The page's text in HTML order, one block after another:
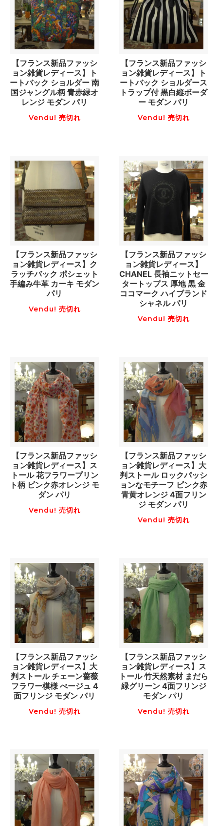
【フランス新品ファッシ
ョン雑貨レディース】ト
ートバック ショルダー 南
国ジャングル柄 青赤緑オ
レンジ モダン パリ
Vendu! 売切れ
【フランス新品ファッシ
ョン雑貨レディース】ト
ートバック ショルダース
トラップ付 黒白縦ボーダ
ー モダン パリ
Vendu! 売切れ
【フランス新品ファッシ
ョン雑貨レディース】ク
ラッチバック ポシェット
手編み牛革 カーキ モダン
パリ
Vendu! 売切れ
【フランス新品ファッシ
ョン雑貨レディース】
CHANEL 長袖ニットセー
タートップス 厚地 黒 金
ココマーク ハイブランド
シャネル パリ
Vendu! 売切れ
【フランス新品ファッシ
ョン雑貨レディース】ス
トール 花フラワープリン
ト柄 ピンク赤オレンジ モ
ダン パリ
Vendu! 売切れ
【フランス新品ファッシ
ョン雑貨レディース】大
判ストール ロックパッシ
ョンなモチーフ ピンク赤
青黄オレンジ 4面フリン
ジ モダン パリ
Vendu! 売切れ
【フランス新品ファッシ
ョン雑貨レディース】大
判ストール チェーン薔薇
フラワー模様 べージュ 4
面フリンジ モダン パリ
Vendu! 売切れ
【フランス新品ファッシ
ョン雑貨レディース】ス
トール 竹天然素材 まだら
緑グリーン 4面フリンジ
モダン パリ
Vendu! 売切れ